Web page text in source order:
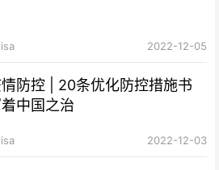
lisa 2022-12-05
防控 | 20条优化防控措施书
中国之治
lisa 2022-12-03